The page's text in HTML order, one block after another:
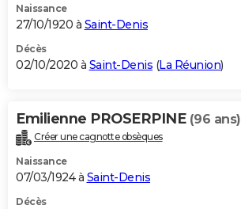
Naissance
27/10/1920 à Saint-Denis
Décès
02/10/2020 à Saint-Denis (La Réunion)
Emilienne PROSERPINE (96 ans)
Créer une cagnotte obsèques
Naissance
07/03/1924 à Saint-Denis
Décès